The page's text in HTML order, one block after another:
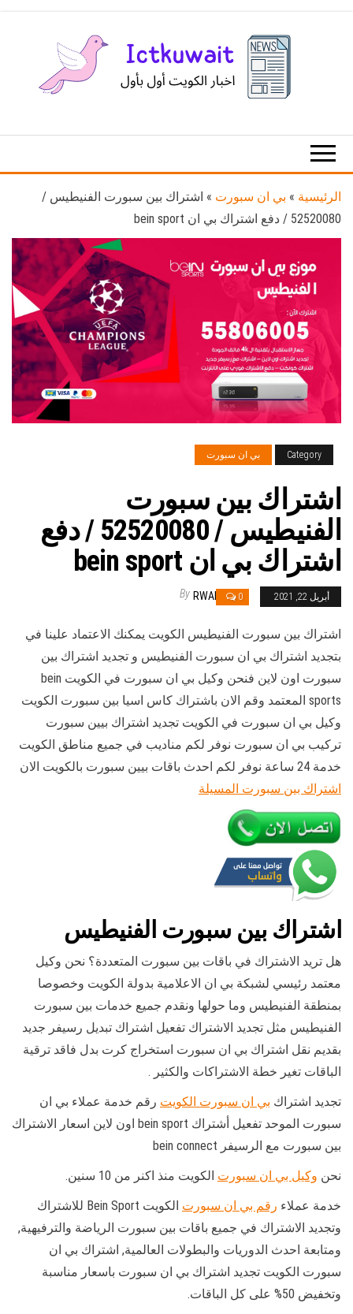
الكويت
الرئيسية » بي ان سبورت » اشتراك بين سبورت الفنيطيس /
52520080 / دفع اشتراك بي ان bein sport
Category بي ان سبورت
اشتراك بين سبورت
الفنيطيس / 52520080 / دفع
اشتراك بي ان bein sport
أبريل 22, 2021 0
By RWAN
اشتراك بين سبورت الفنيطيس الكويت يمكنك الاعتماد علينا في
بتجديد اشتراك بي ان سبورت الفنيطيس و تجديد اشتراك بين
سبورت اون لاين فنحن وكيل بي ان سبورت في الكويت bein
sports المعتمد وقم الان باشتراك كاس اسيا بين سبورت الكويت
وكيل بي ان سبورت في الكويت تجديد اشتراك بيين سبورت
تركيب بي ان سبورت نوفر لكم مناديب في جميع مناطق الكويت
خدمة 24 ساعة نوفر لكم احدث باقات بيين سبورت بالكويت الان
اشتراك بين سبورت المسيلة
اشتراك بين سبورت الفنيطيس
هل تريد الاشتراك في باقات بين سبورت المتعددة؟ نحن وكيل
معتمد رئيسي لشبكة بي ان الاعلامية بدولة الكويت وخصوصا
بمنطقة الفنيطيس وما حولها ونقدم جميع خدمات بين سبورت
الفنيطيس مثل تجديد الاشتراك تفعيل اشتراك تبديل رسيفر جديد
بقديم نقل اشتراك بي ان سبورت استخراج كرت بدل فاقد ترقية
الباقات تغير خطة الاشتراكات والكثير .
تجديد اشتراك بي ان سبورت الكويت رقم خدمة عملاء بي ان
سبورت الموحد تفعيل أشتراك bein sport اون لاين اسعار الاشتراك
بين سبورت مع الرسيفر bein connect
نحن وكيل بي ان سبورت الكويت منذ اكنر من 10 سنين.
خدمة عملاء رقم بي ان سبورت
الكويت Bein Sport للاشتراك
وتجديد الاشتراك في جميع باقات بين سبورت الرياضة والترفيهية,
ومتابعة احدث الدوريات والبطولات العالمية, اشتراك بي ان
سبورت الكويت تجديد اشتراك بي ان سبورت باسعار مناسبة
وتخفيض 50% على كل الباقات.